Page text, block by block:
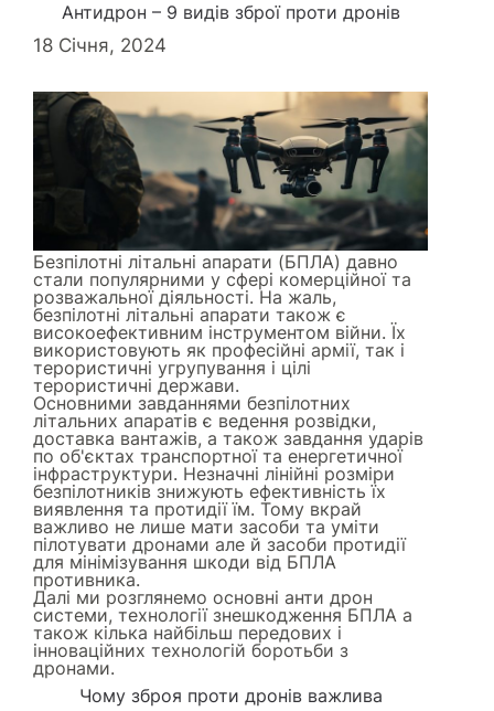
Антидрон – 9 видів зброї проти дронів
18 Січня, 2024
Безпілотні літальні апарати (БПЛА) давно
стали популярними у сфері комерційної та
розважальної діяльності. На жаль,
безпілотні літальні апарати також є
високоефективним інструментом війни. Їх
використовують як професійні армії, так і
терористичні угрупування і цілі
терористичні держави.
Основними завданнями безпілотних
літальних апаратів є ведення розвідки,
доставка вантажів, а також завдання ударів
по об'єктах транспортної та енергетичної
інфраструктури. Незначні лінійні розміри
безпілотників знижують ефективність їх
виявлення та протидії їм. Тому вкрай
важливо не лише мати засоби та уміти
пілотувати дронами але й засоби протидії
для мінімізування шкоди від БПЛА
противника.
Далі ми розглянемо основні анти дрон
системи, технології знешкодження БПЛА а
також кілька найбільш передових і
інноваційних технологій боротьби з
дронами.
Чому зброя проти дронів важлива